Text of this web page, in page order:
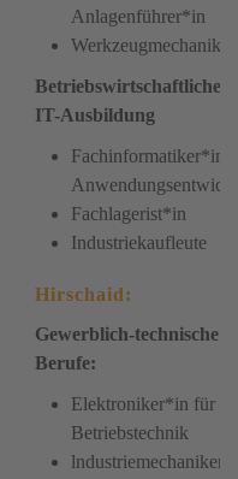
Anlagenführer*in
Betriebswirtschaftliche
IT-Ausbildung
Fachinformatiker*in
Fachlagerist*in
Industriekaufleute
Hirschaid:
Gewerblich-technische
Berufe:
Elektroniker*in für
Betriebstechnik